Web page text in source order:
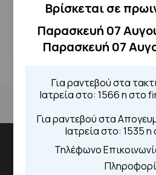
Βρίσκεται σε
Παρασκευή 07
Παρασκευή 07
Για ραντεβού στα
Ιατρεία στο: 1566 η στο
Για ραντεβού στα
Ιατρεία στο: 1535
Τηλέφωνο
← Επιστροφή
Νοσοκομειακή Μονάδα